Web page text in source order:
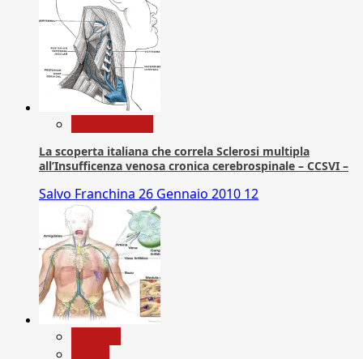
La scoperta italiana che correla Sclerosi multipla
all’Insufficenza venosa cronica cerebrospinale – CCSVI –
Salvo Franchina 26 Gennaio 2010 12